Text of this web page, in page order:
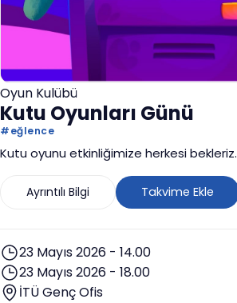
Oyun Kulübü
Kutu Oyunları Günü
#eğlence
Kutu oyunu etkinliğimize herkesi bekleriz.
Ayrıntılı Bilgi Takvime Ekle
23 Mayıs 2026 - 14.00
23 Mayıs 2026 - 18.00
İTÜ Genç Ofis